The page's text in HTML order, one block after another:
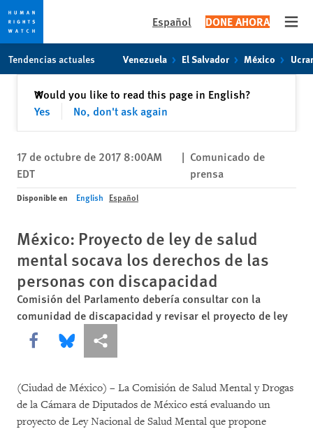
content
Español DONE AHORA
Tendencias actuales Venezuela El Salvador México
Would you like to read this page in English?
Yes
No, don't ask again
✕Cerrar
17 de octubre de 2017 8:00AM
EDT
| Comunicado de
prensa
Disponible en English Español
México: Proyecto de ley de salud
mental socava los derechos de las
personas con discapacidad
Comisión del Parlamento debería consultar con la
comunidad de discapacidad y revisar el proyecto de ley
Share this via Facebook
Share this via Bluesky
Share this via Compartir
(Ciudad de México) – La Comisión de Salud Mental y Drogas
de la Cámara de Diputados de México está evaluando un
proyecto de Ley Nacional de Salud Mental que propone